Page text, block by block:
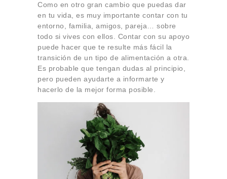
Como en otro gran cambio que puedas dar
en tu vida, es muy importante contar con tu
entorno, familia, amigos, pareja… sobre
todo si vives con ellos. Contar con su apoyo
puede hacer que te resulte más fácil la
transición de un tipo de alimentación a otra.
Es probable que tengan dudas al principio,
pero pueden ayudarte a informarte y
hacerlo de la mejor forma posible.